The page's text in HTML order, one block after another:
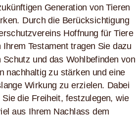
Generation von Tieren
Durch die Berücksichtigung
Hoffnung für Tiere
Ihrem Testament tragen Sie dazu
Schutz und das Wohlbefinden von
nachhaltig zu stärken und eine
Wirkung zu erzielen. Dabei
Sie die Freiheit, festzulegen, wie
aus Ihrem Nachlass dem